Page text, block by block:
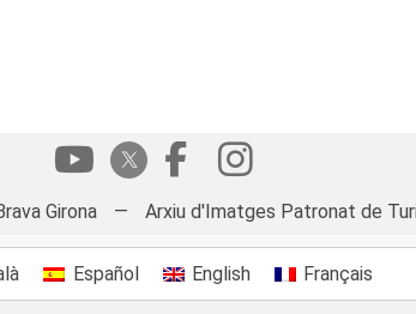
Girona — Arxiu d'Imatges Patronat de
Español English Français